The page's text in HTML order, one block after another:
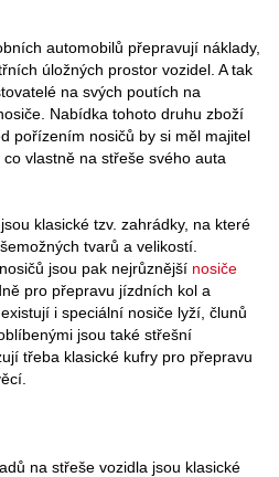
automobilů přepravují náklady,
úložných prostor vozidel. A tak
na svých poutích na
Nabídka tohoto druhu zboží
pořízením nosičů by si měl majitel
vlastně na střeše svého auta
klasické tzv. zahrádky, na které
tvarů a velikostí.
jsou pak nejrůznější nosiče
pro přepravu jízdních kol a
i speciální nosiče lyží, člunů
jsou také střešní
třeba klasické kufry pro přepravu
na střeše vozidla jsou klasické